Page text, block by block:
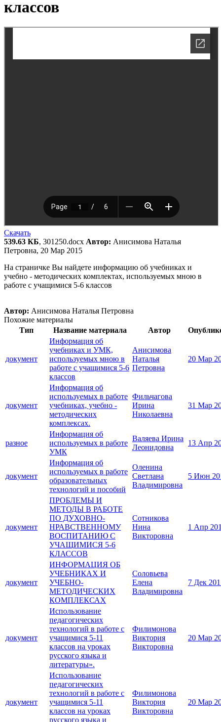
классов
Скачать
539.63 КБ, 301250.docx Автор: Анисимова Наталья
Петровна, 20 Мар 2015
На страничке Вы найдете информацию об учебниках и
учебно - методических комплектах, используемых мною в
работе с учащимися 5-6 классов
Автор: Анисимова Наталья Петровна
Похожие материалы
Тип
Название материала Автор
документ
Информация об
учебниках и УМК,
используемых мною в
работе с учащимися 5-6
классов
Анисимова
Наталья
Петровна
20 Мар
документ
Информация об
используемых в работе
учебниках, учебно -
методических
комплексах.
Фильчагова
Ирина
Николаевна
31 Мар
разное
Информация об
используемых в работе
УМК
Валяева Ирина
Леонидовна
13 Апр
документ
Информация об
используемых в работе
образовательных
технологий и пособий
Оленина
Светлана
Владимировна
5 Июн
документ
ПРОБЛЕМЫ И
МЕТОДЫ В РАБОТЕ
ПО ДУХОВНО-
НРАВСТВЕННОМУ
ВОСПИТАНИЮ С
УЧАЩИМИСЯ 5-6
КЛАССОВ
Сотникова
Нина
Викторовна
1 Апр
документ
ИНФОРМАЦИЯ ОБ
УЧЕБНИКАХ И
УЧЕБНО-
МЕТОДИЧЕСКИХ
КОМПЛЕКСАХ
Соловьева
Елена
Владимировна
7 Дек
документ
Использование
педагогических
технологий в работе с
учащимися 5-11
классов на уроках
русского языка и
литературы».
Филимонова
Виктория
Викторовна
20 Мар
документ
Использование
педагогических
технологий в работе с
учащимися 5-11
классов на уроках
русского языка и
Филимонова
Виктория
Викторовна
20 Мар